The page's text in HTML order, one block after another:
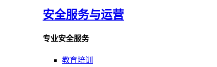
安全服务与运营
专业安全服务
教育培训